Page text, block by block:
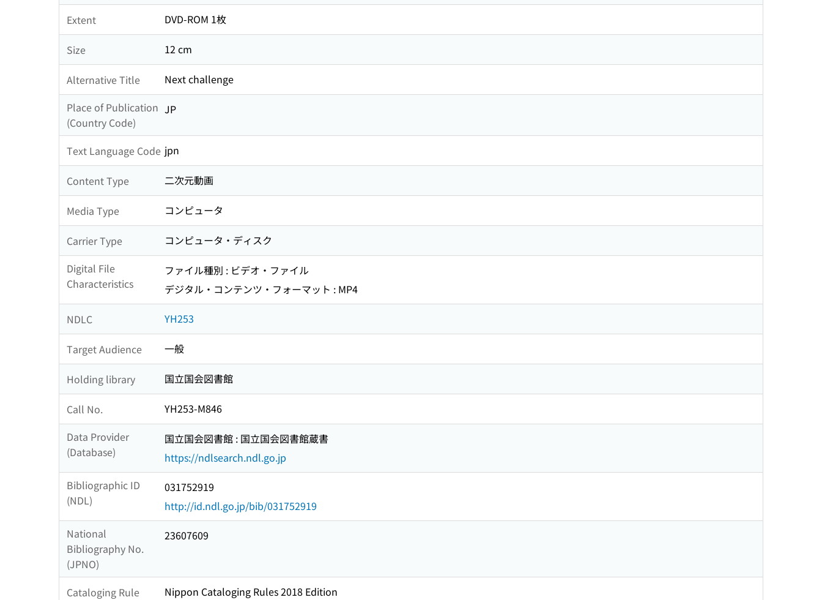
Extent DVD-ROM 1枚
Size 12 cm
Alternative Title
Next challenge
Place of Publication
(Country Code)
JP
Text Language Code jpn
Content Type 二次元動画
Media Type コンピュータ
Carrier Type
コンピュータ・ディスク
Digital File
Characteristics
ファイル種別 : ビデオ・ファイル
デジタル・コンテンツ・フォーマット : MP4
NDLC YH253
Target Audience 一般
Holding library 国立国会図書館
Call No.
YH253-M846
Data Provider
(Database)
国立国会図書館 : 国立国会図書館蔵書
https://ndlsearch.ndl.go.jp
Bibliographic ID
(NDL)
031752919
http://id.ndl.go.jp/bib/031752919
National
Bibliography No.
(JPNO)
23607609
Cataloging Rule
Nippon Cataloging Rules 2018 Edition